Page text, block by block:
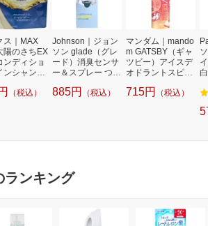
ス｜MAX
陽のさちEX
ンディショ
ンシャンプ
（税込）
Johnson｜ジョン
ソン glade（グレ
ード）消臭センサ
ー＆スプレー つけ
ジ 18mL×2個パッ
885円 （税込）
マンダム｜mando
m GATSBY（ギャ
ツビー）アイスデ
オドラントスピレ
135g
715円 （税込）
ランキング